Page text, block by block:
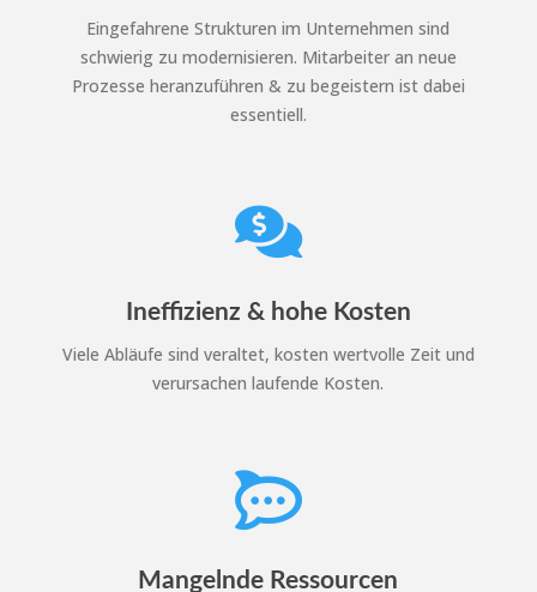
Eingefahrene Strukturen im Unternehmen sind
schwierig zu modernisieren. Mitarbeiter an neue
Prozesse heranzuführen & zu begeistern ist dabei
essentiell.

Ineffizienz & hohe Kosten
Viele Abläufe sind veraltet, kosten wertvolle Zeit und
verursachen laufende Kosten.

Mangelnde Ressourcen